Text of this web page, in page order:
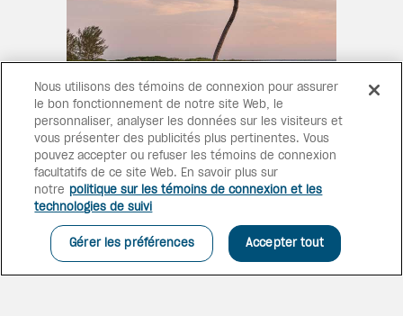
UNE RETRAITE LUXUEUSE
Évadez-vous dans le luxe avec
des suites sublimes, une
piscine pour adultes seulement,
des cabanas privées, des
repas face à la mer et la
cuisine de chefs vedettes au
Fish by José Andrés et au
Paranza by Michael White.
Nous utilisons des témoins de connexion pour assurer
le bon fonctionnement de notre site Web, le
personnaliser, analyser les données sur les visiteurs et
vous présenter des publicités plus pertinentes. Vous
pouvez accepter ou refuser les témoins de connexion
facultatifs de ce site Web. En savoir plus sur
notre politique sur les témoins de connexion et les
technologies de suivi
Gérer les préférences Accepter tout